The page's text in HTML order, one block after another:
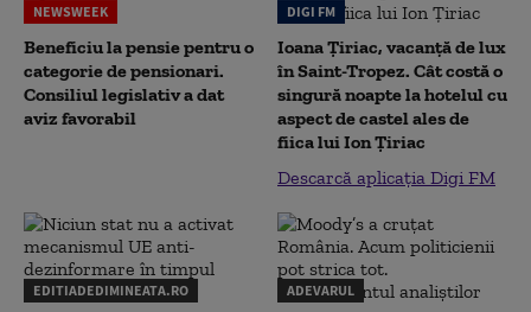
NEWSWEEK
Beneficiu la pensie pentru o
categorie de pensionari.
Consiliul legislativ a dat
aviz favorabil
DIGI FM
Ioana Țiriac, vacanță de lux
în Saint-Tropez. Cât costă o
singură noapte la hotelul cu
aspect de castel ales de
fiica lui Ion Țiriac
Descarcă aplicația Digi FM
EDITIADEDIMINEATA.RO ADEVARUL